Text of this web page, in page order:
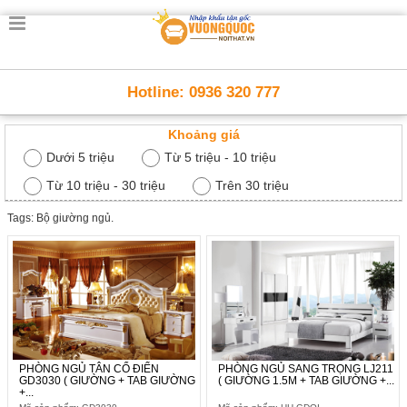
Trang
Thông
thông
Nội
Thất
Trẻ
Em
Giường
tầng,
bàn
học, tủ
sách
Hotline: 0936 320 777
Khoảng giá
Dưới 5 triệu
Từ 5 triệu - 10 triệu
Từ 10 triệu - 30 triệu
Trên 30 triệu
Tags: Bộ giường ngủ.
PHÒNG NGỦ TÂN CỔ ĐIỂN
GD3030 ( GIƯỜNG + TAB GIƯỜNG
+...
PHÒNG NGỦ SANG TRỌNG LJ211
( GIƯỜNG 1.5M + TAB GIƯỜNG +...